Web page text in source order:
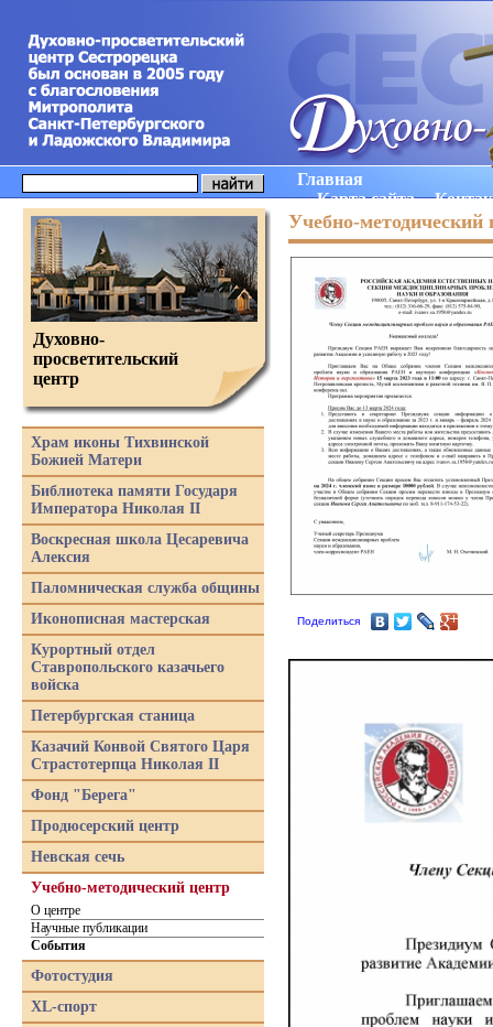
Главная
Карта сайта
Учебно-методический
Поделиться
Духовно-
просветительский
центр
Храм иконы Тихвинской
Божией Матери
Библиотека памяти Государя
Императора Николая II
Воскресная школа Цесаревича
Алексия
Паломническая служба общины
Иконописная мастерская
Курортный отдел
Ставропольского казачьего
войска
Петербургская станица
Казачий Конвой Святого Царя
Страстотерпца Николая II
Фонд "Берега"
Продюсерский центр
Невская сечь
Учебно-методический центр
О центре
Научные публикации
События
Фотостудия
XL-спорт